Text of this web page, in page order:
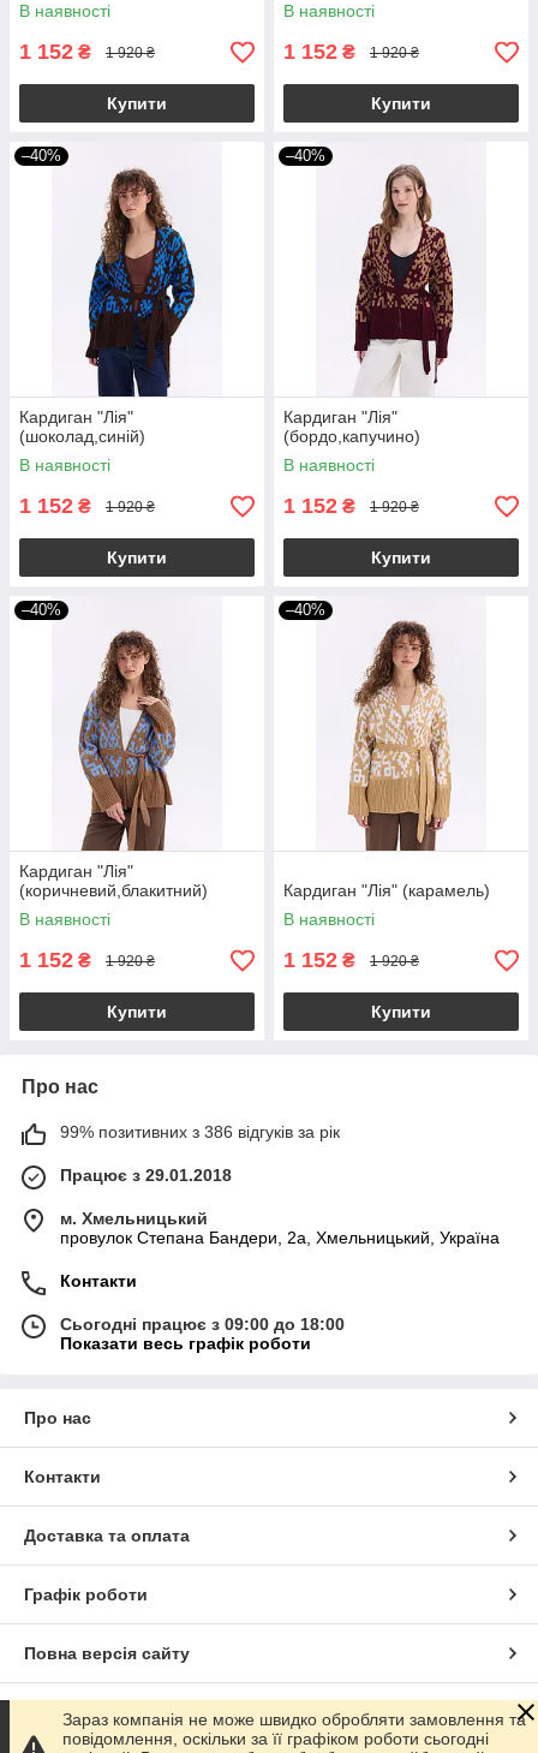
В наявності
1 152 ₴ 1 920 ₴
Купити
В наявності
1 152 ₴ 1 920 ₴
Купити
–40%
Кардиган "Лія"
(шоколад,синій)
В наявності
1 152 ₴ 1 920 ₴
Купити
–40%
Кардиган "Лія"
(бордо,капучино)
В наявності
1 152 ₴ 1 920 ₴
Купити
–40%
Кардиган "Лія"
(коричневий,блакитний)
В наявності
1 152 ₴ 1 920 ₴
Купити
–40%
Кардиган "Лія" (карамель)
В наявності
1 152 ₴ 1 920 ₴
Купити
Про нас
99% позитивних з 386 відгуків за рік
Працює з 29.01.2018
м. Хмельницький
провулок Степана Бандери, 2a, Хмельницький, Україна
Контакти
Сьогодні працює з 09:00 до 18:00
Показати весь графік роботи
Про нас
Контакти
Доставка та оплата
Графік роботи
Повна версія сайту
Сайт створено на маркетплейсіProm.ua
Зараз компанія не може швидко обробляти замовлення та
повідомлення, оскільки за її графіком роботи сьогодні